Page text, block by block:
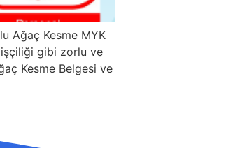
Ağaç Kesme MYK
gibi zorlu ve
Kesme Belgesi ve